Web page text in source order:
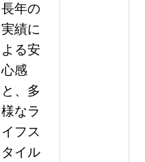
長年の
実績に
よる安
心感
と、多
様なラ
イフス
タイル